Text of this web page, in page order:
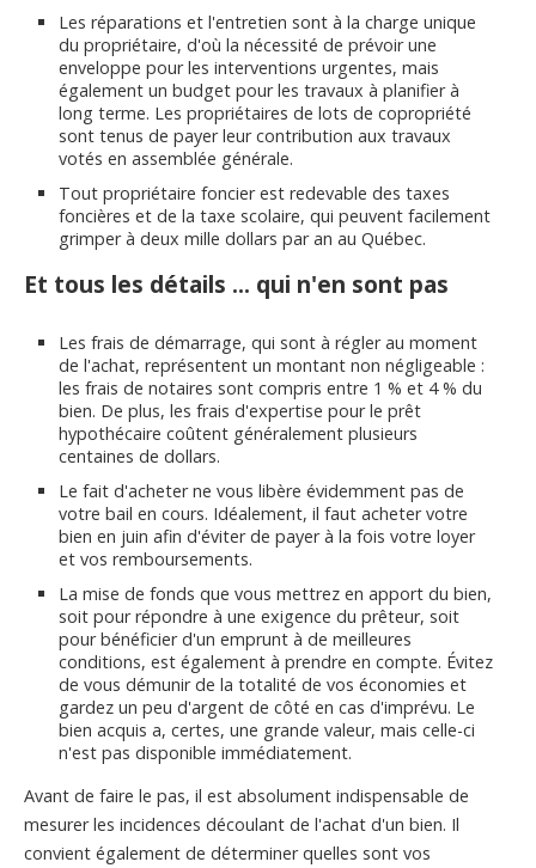
Les réparations et l'entretien sont à la charge unique
du propriétaire, d'où la nécessité de prévoir une
enveloppe pour les interventions urgentes, mais
également un budget pour les travaux à planifier à
long terme. Les propriétaires de lots de copropriété
sont tenus de payer leur contribution aux travaux
votés en assemblée générale.
Tout propriétaire foncier est redevable des taxes
foncières et de la taxe scolaire, qui peuvent facilement
grimper à deux mille dollars par an au Québec.
Et tous les détails ... qui n'en sont pas
Les frais de démarrage, qui sont à régler au moment
de l'achat, représentent un montant non négligeable :
les frais de notaires sont compris entre 1 % et 4 % du
bien. De plus, les frais d'expertise pour le prêt
hypothécaire coûtent généralement plusieurs
centaines de dollars.
Le fait d'acheter ne vous libère évidemment pas de
votre bail en cours. Idéalement, il faut acheter votre
bien en juin afin d'éviter de payer à la fois votre loyer
et vos remboursements.
La mise de fonds que vous mettrez en apport du bien,
soit pour répondre à une exigence du prêteur, soit
pour bénéficier d'un emprunt à de meilleures
conditions, est également à prendre en compte. Évitez
de vous démunir de la totalité de vos économies et
gardez un peu d'argent de côté en cas d'imprévu. Le
bien acquis a, certes, une grande valeur, mais celle-ci
n'est pas disponible immédiatement.
Avant de faire le pas, il est absolument indispensable de
mesurer les incidences découlant de l'achat d'un bien. Il
convient également de déterminer quelles sont vos